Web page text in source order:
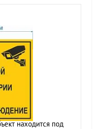
находится под